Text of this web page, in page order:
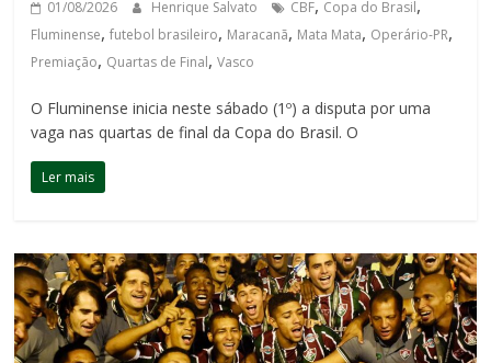
01/08/2026 Henrique Salvato CBF, Copa do Brasil,
Fluminense,futebol brasileiro, Maracanã, Mata Mata, Operário-PR,
Premiação, Quartas de Final,Vasco
O Fluminense inicia neste sábado (1º) a disputa por uma
vaga nas quartas de final da Copa do Brasil. O
Ler mais